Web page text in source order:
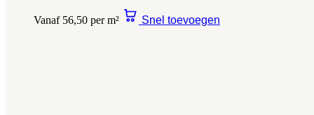
Vanaf 56,50 per m² Snel toevoegen